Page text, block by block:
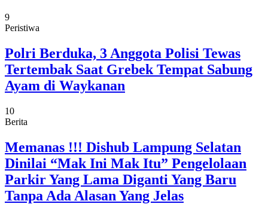
9
Peristiwa
Polri Berduka, 3 Anggota Polisi Tewas
Tertembak Saat Grebek Tempat Sabung
Ayam di Waykanan
10
Berita
Memanas !!! Dishub Lampung Selatan
Dinilai “Mak Ini Mak Itu” Pengelolaan
Parkir Yang Lama Diganti Yang Baru
Tanpa Ada Alasan Yang Jelas